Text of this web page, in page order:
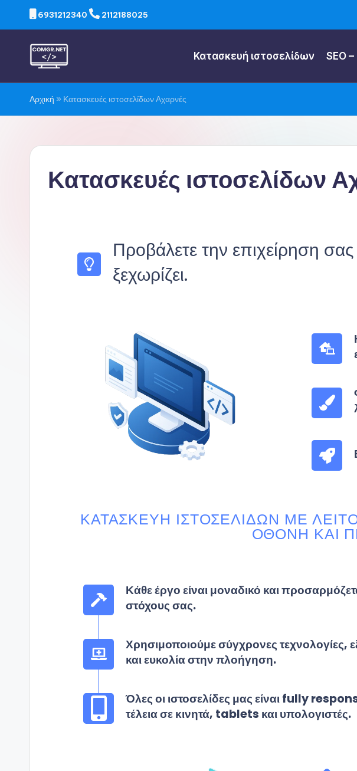
6931212340 2112188025
Κατασκευή ιστοσελίδων SEO
Αρχική » Κατασκευές ιστοσελίδων Αχαρνές
Κατασκευές ιστοσελίδων
Προβάλετε την επιχείρηση
ξεχωρίζει.
ΚΑΤΑΣΚΕΥΉ ΙΣΤΟΣΕΛΊΔΩΝ ΜΕ
ΟΘΌΝΗ ΚΑΙ
Κάθε έργο είναι μοναδικό και
στόχους σας.
Χρησιμοποιούμε σύγχρονες τεχνολογίες,
και ευκολία στην πλοήγηση.
Όλες οι ιστοσελίδες μας είναι fully
τέλεια σε κινητά, tablets και υπολογιστές.